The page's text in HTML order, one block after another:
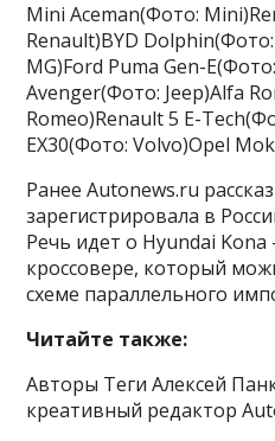
Mini Aceman(Фото:
Renault)BYD
MG)Ford Puma Gen-
Avenger(Фото: Jeep)Alfa
Romeo)Renault 5 E-
EX30(Фото: Volvo)Opel
Ранее Autonews.ru
зарегистрировала в
Речь идет о Hyundai
кроссовере, который
схеме параллельного
Читайте также:
Авторы Теги Алексей
креативный редактор